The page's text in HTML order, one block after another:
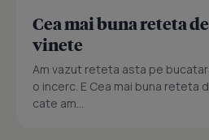
Cea mai buna reteta
vinete
Am vazut reteta asta pe
o incerc. E Cea mai buna reteta
cate am...